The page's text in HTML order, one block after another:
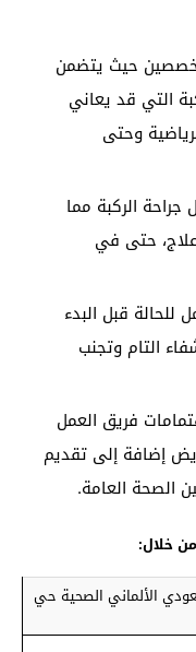
حيث يتضمن
التي قد يعاني
وحتى
الركبة مما
حتى في
قبل البدء
التام وتجنب
فريق العمل
إضافة إلى تقديم
الصحة العامة.
خلال:
الألماني الصحية حي